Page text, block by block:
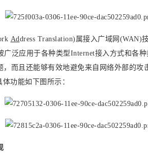
Address Translation)属接入广域网(WAN)
泛应用于各种类型Internet接入方式和各
而且还能够有效地避免来自网络外部的攻
功能如下图所示：